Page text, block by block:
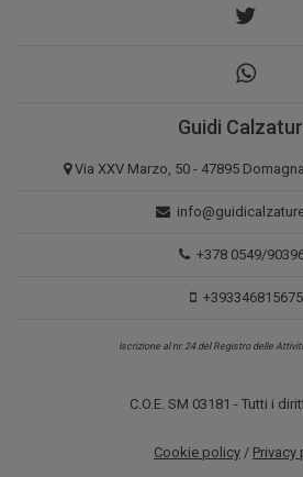
Guidi
Via XXV Marzo, 50 - 47895
+378 0549/
+393346815675
Iscrizione al nr. 24 del Registro delle
C.O.E. SM 03181 - Tutti i
Cookie policy / Privacy